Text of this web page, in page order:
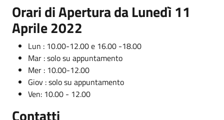
Orari di Apertura da Lunedì 11
Aprile 2022
Lun : 10.00-12.00 e 16.00 -18.00
Mar : solo su appuntamento
Mer : 10.00-12.00
Giov : solo su appuntamento
Ven: 10.00 - 12.00
Contatti